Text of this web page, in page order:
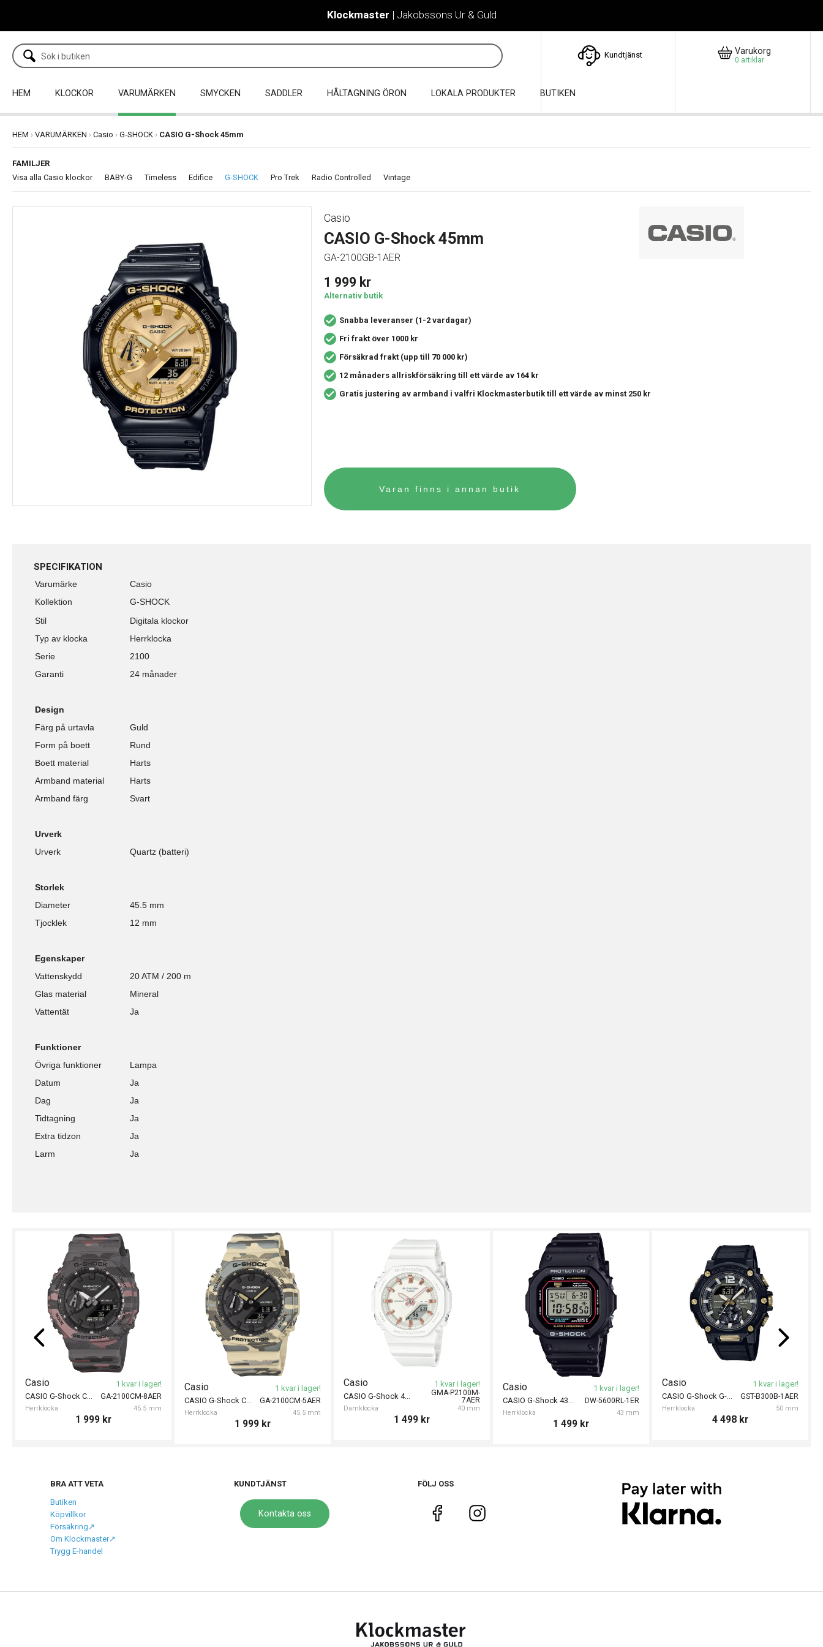
Klockmaster | Jakobssons Ur & Guld
Kundtjänst Varukorg
0 artiklar
HEM KLOCKOR VARUMÄRKEN SMYCKEN SADDLER HÅLTAGNING ÖRON LOKALA PRODUKTER BUTIKEN
HEM › VARUMÄRKEN › Casio › G-SHOCK › CASIO G-Shock 45mm
FAMILJER
Visa alla Casio klockor
BABY-G Timeless Edifice G-SHOCK Pro Trek Radio Controlled Vintage
Casio
CASIO G-Shock 45mm
GA-2100GB-1AER
1 999 kr
Alternativ butik
Snabba leveranser (1-2 vardagar)
Fri frakt över 1000 kr
Försäkrad frakt (upp till 70 000 kr)
12 månaders allriskförsäkring till ett värde av 164 kr
Gratis justering av armband i valfri Klockmasterbutik till ett värde av minst 250 kr
SPECIFIKATION
Varumärke
Casio
Kollektion
G-SHOCK
Stil
Digitala klockor
Typ av klocka
Herrklocka
Serie
2100
Garanti
24 månader
Design
Färg på urtavla
Guld
Form på boett
Rund
Boett material
Harts
Armband material
Harts
Armband färg
Svart
Urverk
Urverk
Quartz (batteri)
Storlek
Diameter
45.5 mm
Tjocklek
12 mm
Egenskaper
Vattenskydd
20 ATM / 200 m
Glas material
Mineral
Vattentät
Ja
Funktioner
Övriga funktioner
Lampa
Datum
Ja
Dag
Ja
Tidtagning
Ja
Extra tidzon
Ja
Larm
Ja
GA-2100CM-8AER
Casio
Herrklocka 45.5 mm
1 kvar i lager!
1 999 kr
GA-2100CM-5AER
Casio
Herrklocka 45.5 mm
CASIO G-Shock Camouflage 45mm
1 kvar i lager!
1 999 kr
GMA-P2100M-
7AER
Casio
Damklocka 40 mm
CASIO G-Shock 40mm
1 kvar i lager!
1 499 kr
DW-5600RL-1ER
Casio
Herrklocka 43 mm
CASIO G-Shock 43mm
1 kvar i lager!
1 499 kr
GST-B300B-1AER
Casio
Herrklocka 50 mm
1 kvar i lager!
4 498 kr
BRA ATT VETA
Butiken
Köpvillkor
Försäkring↗️
Om Klockmaster↗️
Trygg E-handel
KUNDTJÄNST
Kontakta oss
FÖLJ OSS